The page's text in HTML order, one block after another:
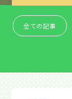
全ての記事